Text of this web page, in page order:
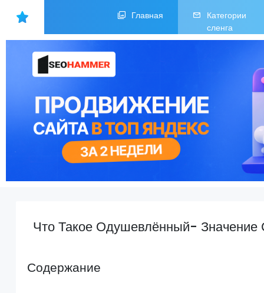
Главная
Категории
сленга
Что Такое Одушевлённый-
Содержание